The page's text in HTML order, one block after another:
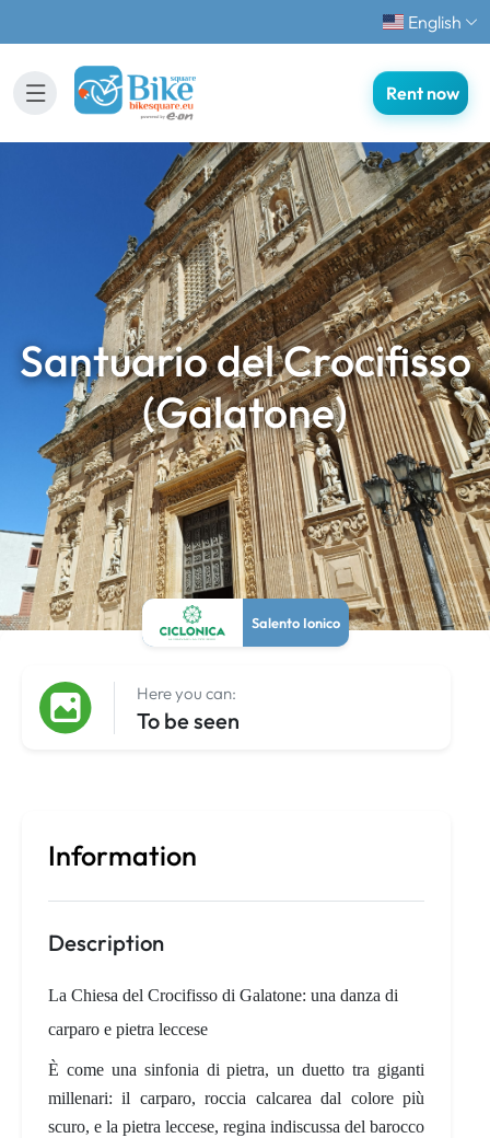
English
Rent now
Santuario del Crocifisso
(Galatone)
Salento Ionico
Here you can:
To be seen
Information
Description
La Chiesa del Crocifisso di Galatone: una danza di
carparo e pietra leccese
È come una sinfonia di pietra, un duetto tra giganti
millenari: il carparo, roccia calcarea dal colore più
scuro, e la pietra leccese, regina indiscussa del barocco